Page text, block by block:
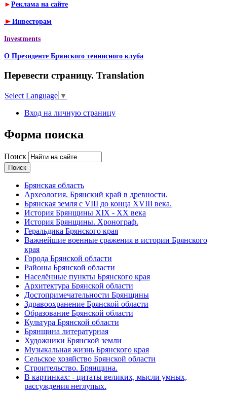
► Реклама на сайте
► Инвесторам
Investments
О Президенте Брянского теннисного клуба
Перевести страницу. Translation
Select Language ▼
Вход на личную страницу
Форма поиска
Поиск
Брянская область
Археология. Брянский край в древности.
Брянская земля с VIII до конца XVIII века.
История Брянщины XIX - XX века
История Брянщины. Хронограф.
Геральдика Брянского края
Важнейшие военные сражения в истории Брянского
края
Города Брянской области
Районы Брянской области
Населённые пункты Брянского края
Архитектура Брянской области
Достопримечательности Брянщины
Здравоохранение Брянской области
Образование Брянской области
Культура Брянской области
Брянщина литературная
Художники Брянской земли
Музыкальная жизнь Брянского края
Сельское хозяйство Брянской области
Строительство. Брянщина.
В картинках: - цитаты великих, мысли умных,
рассуждения неглупых.